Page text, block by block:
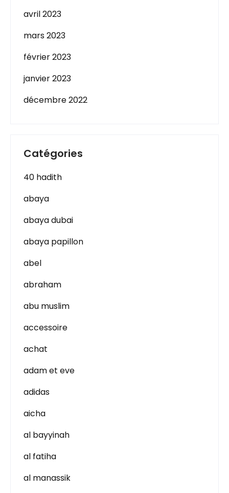
avril 2023
mars 2023
février 2023
janvier 2023
décembre 2022
Catégories
40 hadith
abaya
abaya dubai
abaya papillon
abel
abraham
abu muslim
accessoire
achat
adam et eve
adidas
aicha
al bayyinah
al fatiha
al manassik